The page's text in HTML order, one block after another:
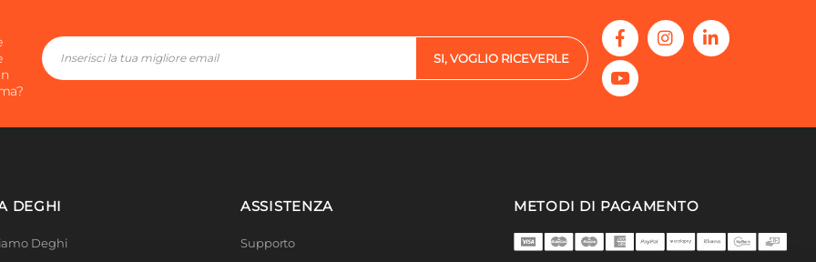
SI, VOGLIO RICEVERLE
DEGHI
Deghi
ASSISTENZA
Supporto
METODI DI PAGAMENTO